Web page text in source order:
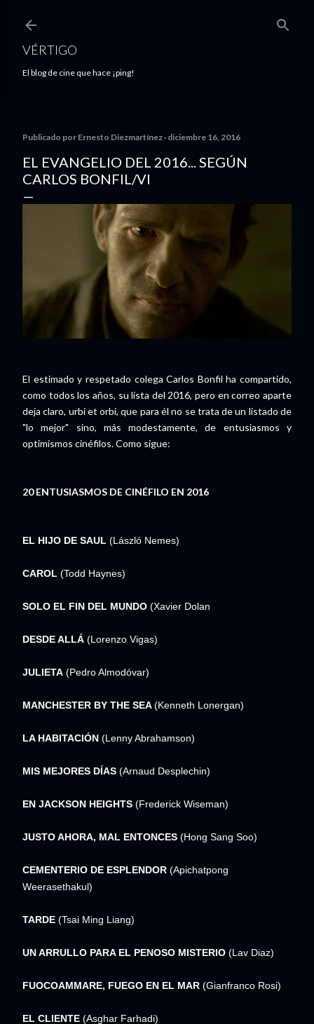
VÉRTIGO
El blog de cine que hace ¡ping!
Publicado por Ernesto Diezmartínez diciembre 16, 2016
EL EVANGELIO DEL 2016... SEGÚN
CARLOS BONFIL/VI
El estimado y respetado colega Carlos Bonfil ha compartido,
como todos los años, su lista del 2016, pero en correo aparte
deja claro, urbi et orbi, que para él no se trata de un listado de
"lo mejor" sino, más modestamente, de entusiasmos y
optimismos cinéfilos. Como sigue:
20 ENTUSIASMOS DE CINÉFILO EN 2016
EL HIJO DE SAUL (László Nemes)
CAROL (Todd Haynes)
SOLO EL FIN DEL MUNDO (Xavier Dolan
DESDE ALLÁ (Lorenzo Vigas)
JULIETA (Pedro Almodóvar)
MANCHESTER BY THE SEA(Kenneth Lonergan)
LA HABITACIÓN (Lenny Abrahamson)
MIS MEJORES DÍAS (Arnaud Desplechin)
EN JACKSON HEIGHTS (Frederick Wiseman)
JUSTO AHORA, MAL ENTONCES (Hong Sang Soo)
CEMENTERIO DE ESPLENDOR (Apichatpong
Weerasethakul)
TARDE (Tsai Ming Liang)
UN ARRULLO PARA EL PENOSO MISTERIO (Lav Diaz)
FUOCOAMMARE, FUEGO EN EL MAR (Gianfranco Rosi)
EL CLIENTE (Asghar Farhadi)